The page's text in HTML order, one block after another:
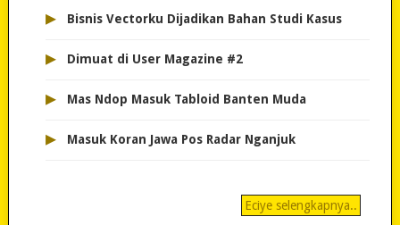
▸ Bisnis Vectorku Dijadikan Bahan Studi Kasus
▸ Dimuat di User Magazine #2
▸ Mas Ndop Masuk Tabloid Banten Muda
▸ Masuk Koran Jawa Pos Radar Nganjuk
Eciye selengkapnya..